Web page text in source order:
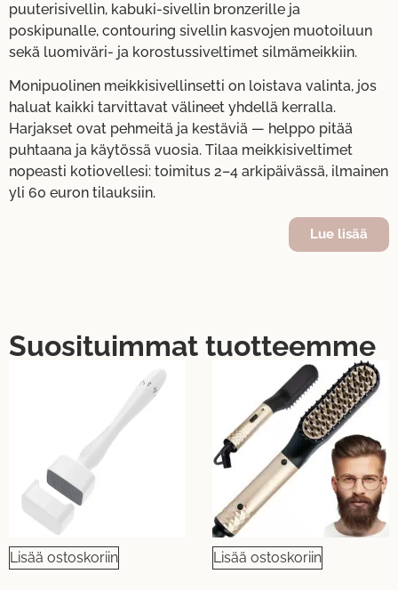
puuterisivellin, kabuki-sivellin bronzerille ja
poskipunalle, contouring sivellin kasvojen muotoiluun
sekä luomiväri- ja korostussiveltimet silmämeikkiin.
Monipuolinen meikkisivellinsetti on loistava valinta, jos
haluat kaikki tarvittavat välineet yhdellä kerralla.
Harjakset ovat pehmeitä ja kestäviä — helppo pitää
puhtaana ja käytössä vuosia. Tilaa meikkisiveltimet
nopeasti kotiovellesi: toimitus 2–4 arkipäivässä, ilmainen
yli 60 euron tilauksiin.
Lue lisää
Suosituimmat tuotteemme
Lisää ostoskoriin Lisää ostoskoriin